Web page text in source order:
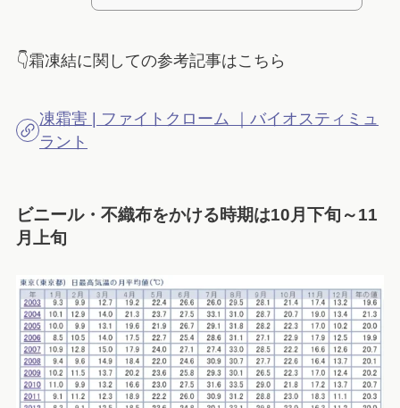
👇霜凍結に関しての参考記事はこちら
凍霜害 | ファイトクローム ｜バイオスティミュ
ラント
ビニール・不織布をかける時期は10月下旬～11
月上旬